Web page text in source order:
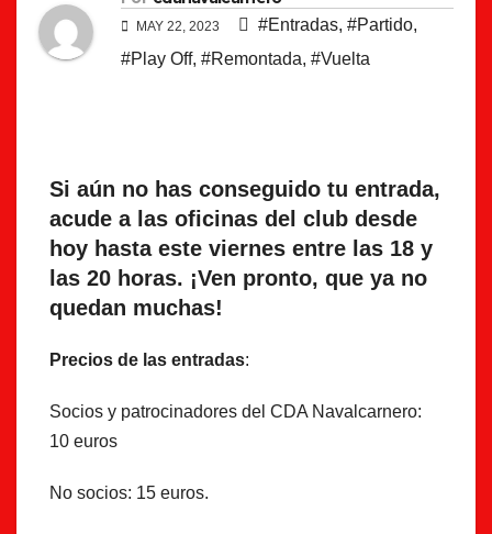
MAY 22, 2023 #Entradas, #Partido,
#Play Off, #Remontada, #Vuelta
Si aún no has conseguido tu entrada,
acude a las oficinas del club desde
hoy hasta este viernes entre las 18 y
las 20 horas. ¡Ven pronto, que ya no
quedan muchas!
Precios de las entradas:
Socios y patrocinadores del CDA Navalcarnero:
10 euros
No socios: 15 euros.